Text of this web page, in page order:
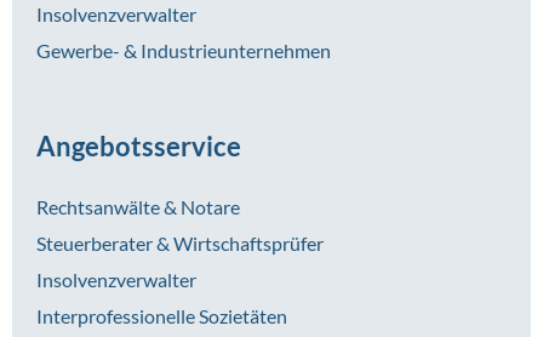
Insolvenzverwalter
Gewerbe- & Industrieunternehmen
Angebotsservice
Rechtsanwälte & Notare
Steuerberater & Wirtschaftsprüfer
Insolvenzverwalter
Interprofessionelle Sozietäten